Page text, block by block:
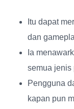
Itu dapat
dan
Ia
semua jenis
Pengguna
kapan pun